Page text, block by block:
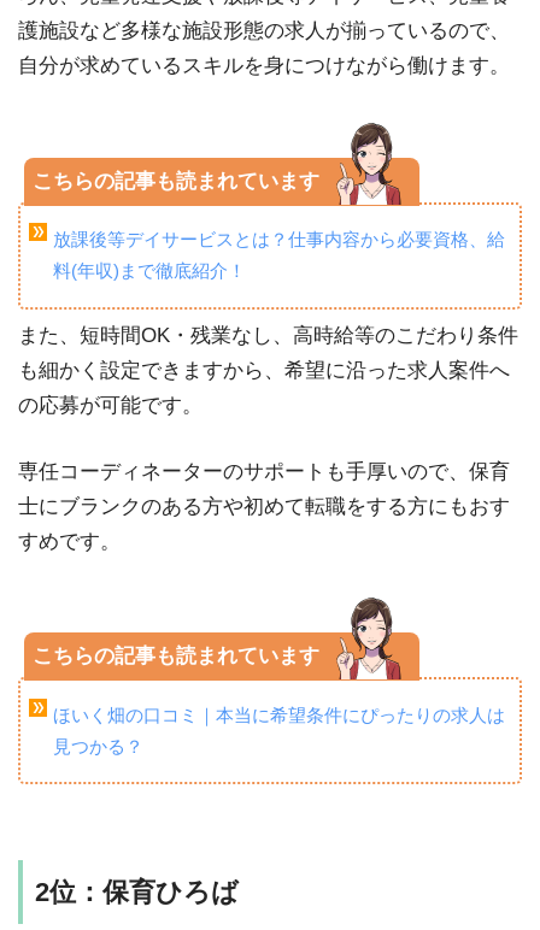
護施設など多様な施設形態の求人が揃っているので、
自分が求めているスキルを身につけながら働けます。
こちらの記事も読まれています
放課後等デイサービスとは？仕事内容から必要資格、給
料(年収)まで徹底紹介！
また、短時間OK・残業なし、高時給等のこだわり条件
も細かく設定できますから、希望に沿った求人案件へ
の応募が可能です。
専任コーディネーターのサポートも手厚いので、保育
士にブランクのある方や初めて転職をする方にもおす
すめです。
こちらの記事も読まれています
ほいく畑の口コミ｜本当に希望条件にぴったりの求人は
見つかる？
2位：保育ひろば